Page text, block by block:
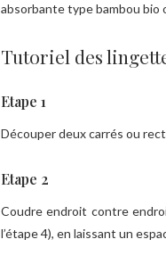
absorbante type bambou bio
Tutoriel des
Etape 1
Découper deux carrés ou
Etape 2
Coudre endroit contre
l’étape 4), en laissant un